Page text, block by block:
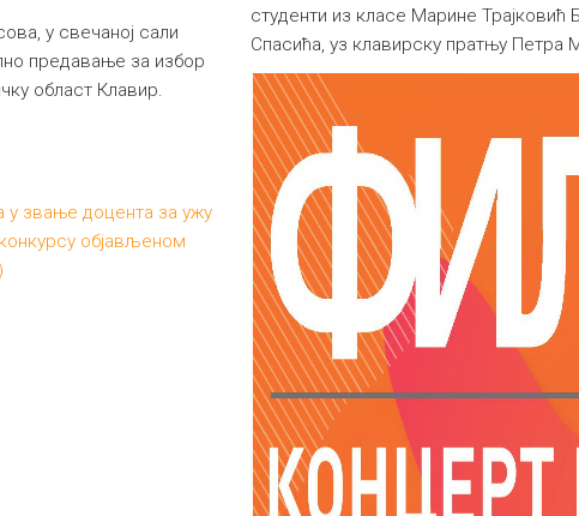
у свечаној сали
предавање за избор
област Клавир.
у звање доцента за ужу
објављеном
студенти из класе Марине
Спасића, уз клавирску пратњу